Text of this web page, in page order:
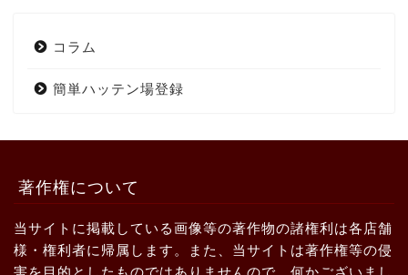
コラム
簡単ハッテン場登録
著作権について
当サイトに掲載している画像等の著作物の諸権利は各店舗
様・権利者に帰属します。また、当サイトは著作権等の侵
害を目的としたものではありませんので、何かございまし